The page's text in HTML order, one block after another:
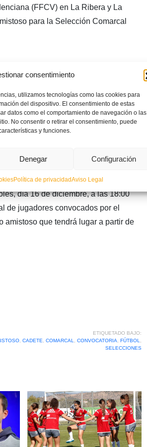
consentimiento
utilizamos tecnologías como las cookies para
del dispositivo. El consentimiento de estas
datos como el comportamiento de navegación o las
No consentir o retirar el consentimiento, puede
y funciones.
Denegar Configuración
Política de privacidadAviso Legal
(FFCV) en La Ribera y La
para la Selección Comarcal
día 16 de diciembre, a las 18:00
de jugadores convocados por el
amistoso que tendrá lugar a partir de
ETIQUETADO BAJO:
, CADETE COMARCAL CONVOCATORIA FÚTBOL
SELECCIONES